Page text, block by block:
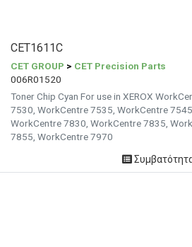
CET1611C
CET GROUP > CET Precision Parts
006R01520
Toner Chip Cyan For use in XEROX
7530, WorkCentre 7535, WorkCentre
WorkCentre 7830, WorkCentre 7835,
7855, WorkCentre 7970